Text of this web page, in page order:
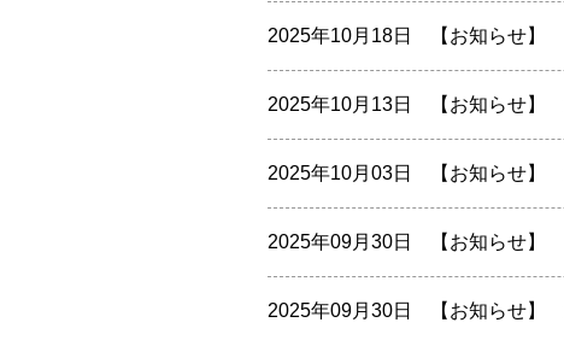
2025年10月18日 【お知らせ】
2025年10月13日 【お知らせ】
2025年10月03日 【お知らせ】
2025年09月30日 【お知らせ】
2025年09月30日 【お知らせ】